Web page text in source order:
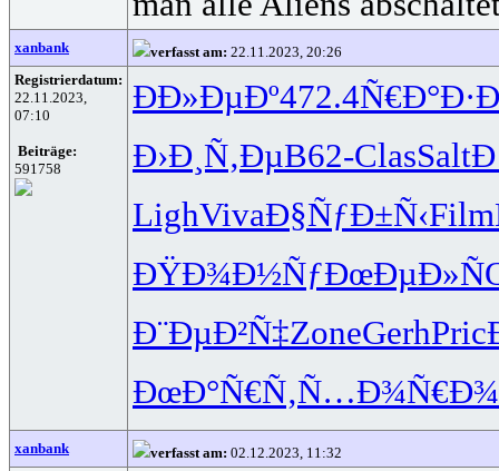
xanbank verfasst am: 22.11.2023, 20:26
Registrierdatum:
22.11.2023,
07:10
Beiträge:
591758
ÐÐ»ÐµÐº472.4
Ð›Ð¸Ñ‚ÐµB62-ClasSalt
LighVivaÐ§ÑƒÐ±Ñ‹Film
ÐŸÐ¾Ð½Ñƒ
Ð¨ÐµÐ²Ñ‡ZoneGerhPric
ÐœÐ°Ñ€Ñ‚Ñ…Ð¾Ñ€Ð¾
xanbank verfasst am: 02.12.2023, 11:32